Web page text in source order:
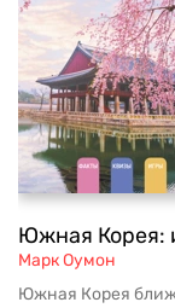
Южная Корея:
Марк Оумон
Южная Корея